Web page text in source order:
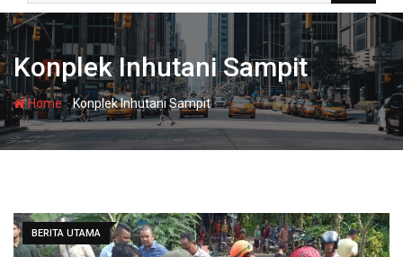
Konplek Inhutani Sampit
Home-Konplek Inhutani Sampit
BERITA UTAMA